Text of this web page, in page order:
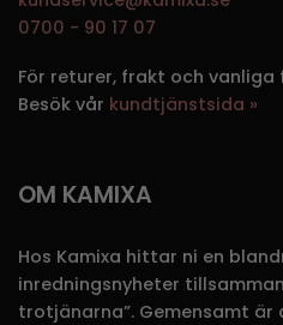
0700 - 90 17 07
För returer, frakt och vanliga
Besök vår kundtjänstsida »
OM KAMIXA
Hos Kamixa hittar ni en
inredningsnyheter
trotjänarna”. Gemensamt